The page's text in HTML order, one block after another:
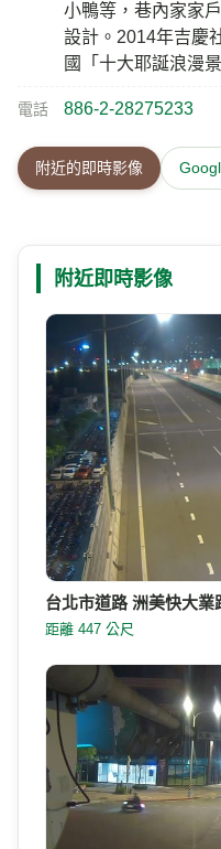
小鴨等，巷內家家
設計。2014年吉慶
國「十大耶誕浪漫
電話 886-2-28275233
附近的即時影像
附近即時影像
台北市道路 洲美快大業
距離 447 公尺